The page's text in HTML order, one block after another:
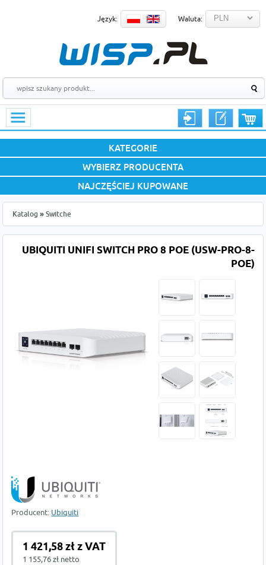
Język: Waluta:
KATEGORIE
WYBIERZ PRODUCENTA
NAJCZĘŚCIEJ KUPOWANE
Katalog » Switche
UBIQUITI UNIFI SWITCH PRO 8 POE (USW-PRO-8-
POE)
Producent: Ubiquiti
1 421,58 zł z VAT
1 155,76 zł netto